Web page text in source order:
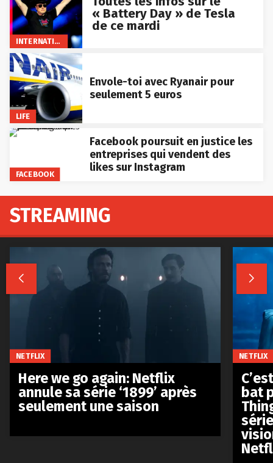
INTERNATIONAL
« Battery Day » de Tesla
de ce mardi
LIFE
Envole-toi avec Ryanair pour
seulement 5 euros
FACEBOOK
Facebook poursuit en justice les
entreprises qui vendent des
likes sur Instagram
STREAMING
 
NETFLIX
Here we go again: Netflix
annule sa série ‘1899’ après
seulement une saison
NETFLIX
bat